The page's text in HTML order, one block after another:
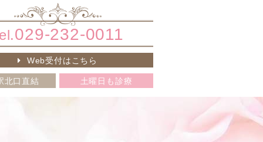
029-232-0011
Web受付はこちら
北口直結 土曜日も診療